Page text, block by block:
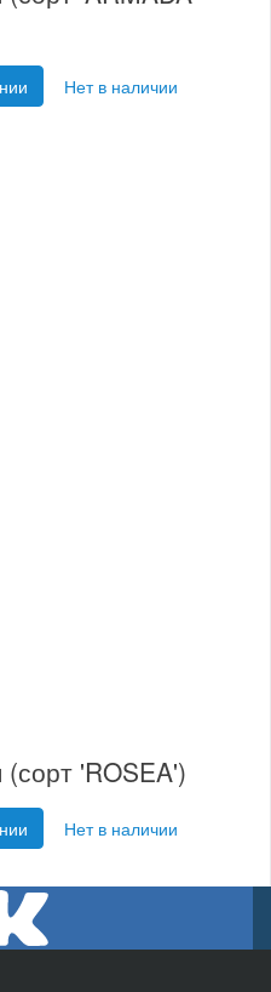
Нет в наличии
'ROSEA')
Нет в наличии